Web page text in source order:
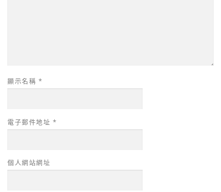
顯示名稱 *
電子郵件地址 *
個人網站網址